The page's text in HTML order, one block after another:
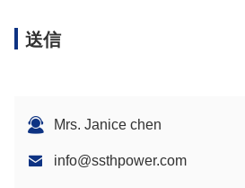
送信
Mrs. Janice chen
info@ssthpower.com